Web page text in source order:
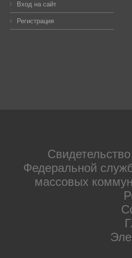
Вход на сайт
Регистрация
Федеральной
массовых